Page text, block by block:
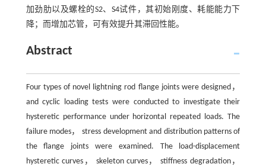
加劲肋以及螺栓的S2、S4试件，其初始刚度、耗能能力下
降；而增加芯管，可有效提升其滞回性能。
Abstract
Four types of novel lightning rod flange joints were designed，
and cyclic loading tests were conducted to investigate their
hysteretic performance under horizontal repeated loads. The
failure modes， stress development and distribution patterns of
the flange joints were examined. The load-displacement
hysteretic curves， skeleton curves， stiffness degradation，